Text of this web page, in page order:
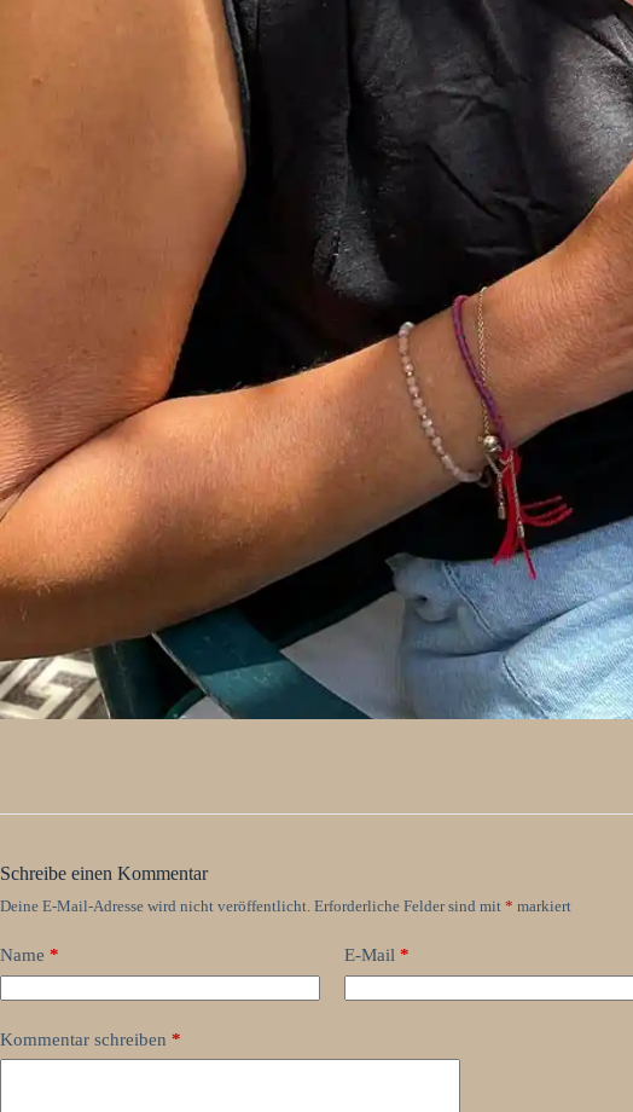
Schreibe einen Kommentar
Deine E-Mail-Adresse wird nicht veröffentlicht. Erforderliche Felder sind mit * markiert
Name * E-Mail *
Kommentar schreiben *